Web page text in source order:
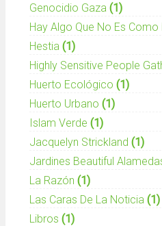
Genocidio Gaza (1)
Hay Algo Que No Es Como
Hestia (1)
Highly Sensitive People
Huerto Ecológico (1)
Huerto Urbano (1)
Islam Verde (1)
Jacquelyn Strickland (1)
Jardines Beautiful
La Razón (1)
Las Caras De La Noticia (1)
Libros (1)